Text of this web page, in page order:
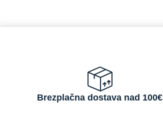
Brezplačna dostava nad 100€